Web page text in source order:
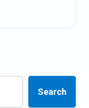
Search